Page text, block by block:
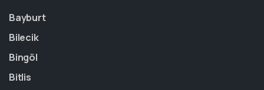
Bayburt
Bilecik
Bingöl
Bitlis